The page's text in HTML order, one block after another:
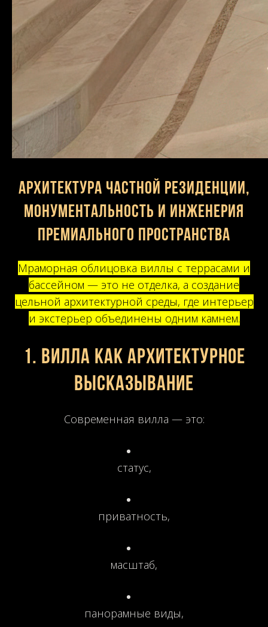
Архитектура частной резиденции,
монументальность и инженерия
премиального пространства
Мраморная облицовка виллы с террасами и
бассейном — это не отделка, а создание
цельной архитектурной среды, где интерьер
и экстерьер объединены одним камнем.
1. Вилла как архитектурное
высказывание
Современная вилла — это:
статус,
приватность,
масштаб,
панорамные виды,